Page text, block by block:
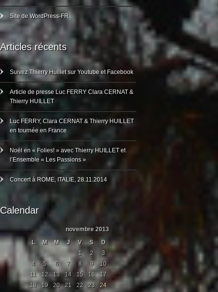
Site de WordPress-FR
Articles récents
Suivez Thierry Huillet sur Youtube et Facebook
Article de presse Luc FERRY Clara CERNAT &
Thierry HUILLET
Luc FERRY, Clara CERNAT & Thierry HUILLET
en tournée en France
Noël en « Folies! » avec Thierry HUILLET et
l’Ensemble « Les Passions »
Concert à ROME, ITALIE, 28.11.2014
Calendar
novembre 2013
L
M M J V S
D
1
2
3
4
5 6 7 8 9
10
11
12 13 14 15 16
17
18
19 20 21 22 23
24